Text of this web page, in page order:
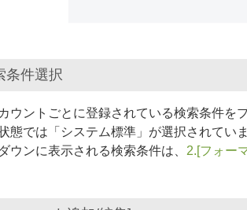
条件選択
ウントごとに登録されている検索条件を
態では「システム標準」が選択されていま
ウンに表示される検索条件は、 2.[フォー